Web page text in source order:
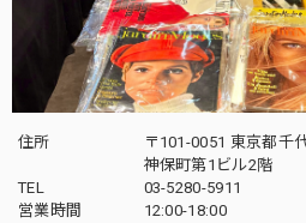
住所
〒101-0051 東京都千
神保町第1ビル2階
TEL
03-5280-5911
営業時間
12:00-18:00